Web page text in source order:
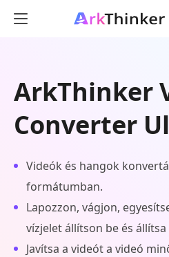
ArkThinker
Converter
Videók és hangok
formátumban.
Lapozzon, vágjon,
vízjelet állítson be és
Javítsa a videót a videó